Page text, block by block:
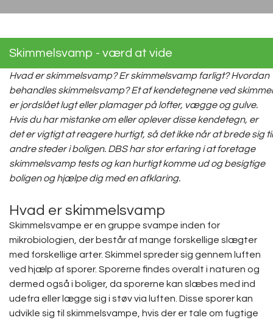
Skimmelsvamp - værd at vide
Hvad er skimmelsvamp? Er skimmelsvamp farligt? Hvordan
behandles skimmelsvamp? Et af kendetegnene ved skimmel
er jordslået lugt eller plamager på lofter, vægge og gulve.
Hvis du har mistanke om eller oplever disse kendetegn, er
det er vigtigt at reagere hurtigt, så det ikke når at brede sig til
andre steder i boligen. DBS har stor erfaring i at foretage
skimmelsvamp tests og kan hurtigt komme ud og besigtige
boligen og hjælpe dig med en afklaring.
Hvad er skimmelsvamp
Skimmelsvampe er en gruppe svampe inden for
mikrobiologien, der består af mange forskellige slægter
med forskellige arter. Skimmel spreder sig gennem luften
ved hjælp af sporer. Sporerne findes overalt i naturen og
dermed også i boliger, da sporerne kan slæbes med ind
udefra eller lægge sig i støv via luften. Disse sporer kan
udvikle sig til skimmelsvampe, hvis der er tale om fugtige